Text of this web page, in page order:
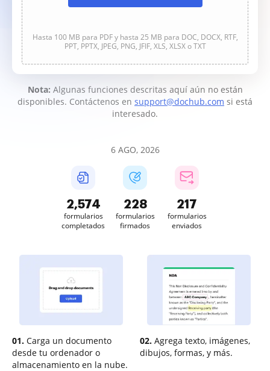
Hasta 100 MB para PDF y hasta 25 MB para DOC, DOCX, RTF,
PPT, PPTX, JPEG, PNG, JFIF, XLS, XLSX o TXT
Nota: Algunas funciones descritas aquí aún no están
disponibles. Contáctenos en support@dochub.com si está
interesado.
6 AGO, 2026
2,575
formularios
completados
228
formularios
firmados
217
formularios
enviados
01. Carga un documento
desde tu ordenador o
almacenamiento en la nube.
02. Agrega texto, imágenes,
dibujos, formas, y más.